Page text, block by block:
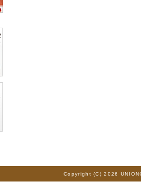
Copyright (C) 2026